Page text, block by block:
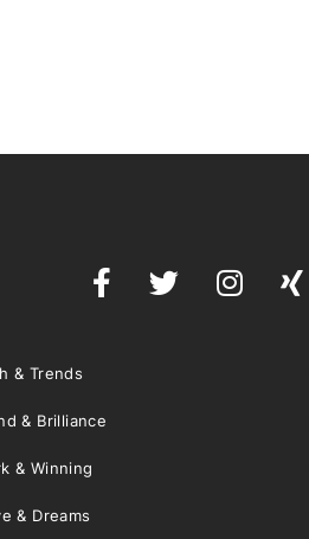
& Trends
& Brilliance
& Winning
& Dreams